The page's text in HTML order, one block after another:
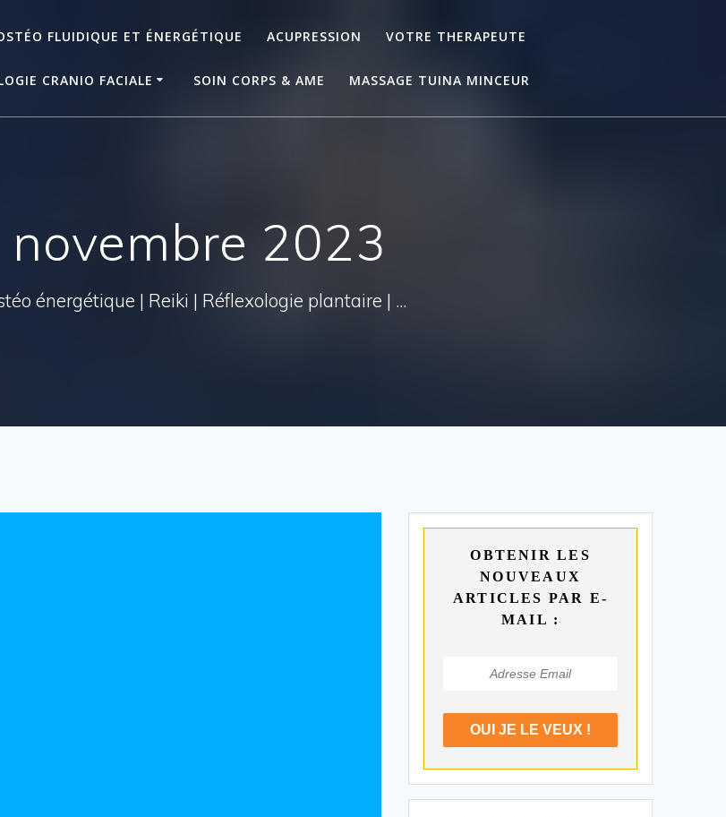
FLUIDIQUE ET ÉNERGÉTIQUE ACUPRESSION VOTRE THERAPEUTE
CRANIO FACIALE SOIN CORPS & AME MASSAGE TUINA MINCEUR
novembre 2023
énergétique | Reiki | Réflexologie plantaire | ...
OBTENIR LES
NOUVEAUX
ARTICLES PAR E-
MAIL :